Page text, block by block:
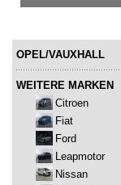
OPEL/VAUXHALL
WEITERE MARKEN
Citroen
Fiat
Ford
Leapmotor
Nissan